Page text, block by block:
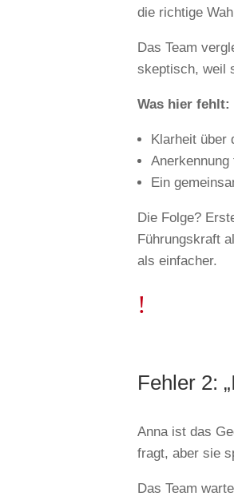
die richtige
Das Team
skeptisch, weil
Was hier fehlt:
Klarheit über
Ein
Die Folge?
Führungskraft
als einfacher.
!
Fehler 2:
Anna ist das
fragt, aber sie
Das Team